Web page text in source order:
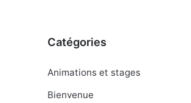
Catégories
Animations et stages
Bienvenue